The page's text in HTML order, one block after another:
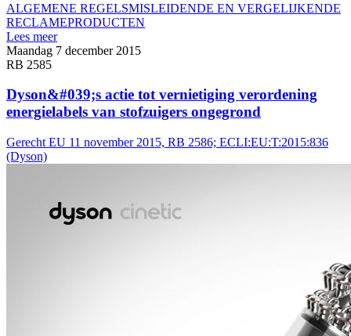
ALGEMENE REGELSMISLEIDENDE EN VERGELIJKENDE
RECLAMEPRODUCTEN
Lees meer
Maandag 7 december 2015
RB 2585
Dyson&#039;s actie tot vernietiging verordening
energielabels van stofzuigers ongegrond
Gerecht EU 11 november 2015, RB 2586; ECLI:EU:T:2015:836
(Dyson)